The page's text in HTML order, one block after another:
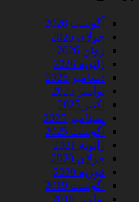
آگوست 2026
جولای 2026
ژوئن 2026
ژانویه 2026
دسامبر 2025
نوامبر 2025
اکتبر 2025
سپتامبر 2025
آگوست 2025
ژانویه 2021
جولای 2020
فوریه 2020
آگوست 2019
نوامبر 2016